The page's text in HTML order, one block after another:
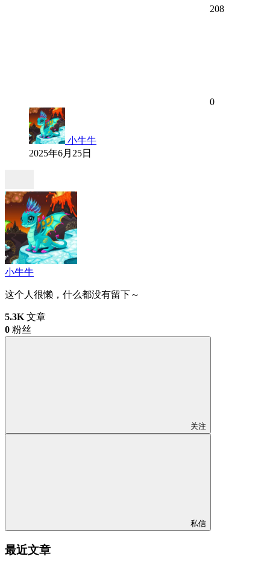
208
0
小牛牛
2025年6月25日
小牛牛
这个人很懒，什么都没有留下～
5.3K 文章
0 粉丝
关注
私信
最近文章